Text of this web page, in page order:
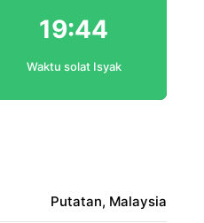
19:44
Waktu solat Isyak
Putatan, Malaysia